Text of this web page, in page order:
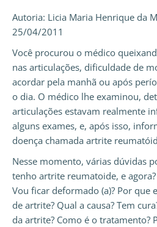
Autoria: Licia Maria Henrique da
25/04/2011
Você procurou o médico
nas articulações, dificuldade de
acordar pela manhã ou após
o dia. O médico lhe examinou,
articulações estavam realmente
alguns exames, e, após isso,
doença chamada artrite
Nesse momento, várias dúvidas
tenho artrite reumatoide, e agora?
Vou ficar deformado (a)? Por que
de artrite? Qual a causa? Tem
da artrite? Como é o tratamento?